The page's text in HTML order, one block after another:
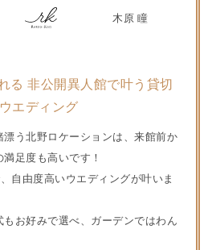
木原 瞳
る 非公開異人館で叶う貸切
エディング
う北野ロケーションは、来館前か
足度も高いです！
自由度高いウエディングが叶いま
お好みで選べ、ガーデンではわん